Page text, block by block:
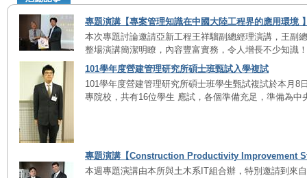
專題演講【專案管理知識在中國大陸工程界的應用環境
本次專題討論邀請亞新工程王祥騮副總經理演講，王副
整場演講簡潔明瞭，內容豐富實務，令人增長不少知識
101學年度營建管理研究所碩士班甄試入學複試
101學年度營建管理研究所碩士班學生甄試複試於本月8
專院校，共有16位學生 應試，各個準備充足，準備為
專題演講【Construction Productivity Improvement
本週專題演講由本所與土木系IT組合辦，特別邀請到來